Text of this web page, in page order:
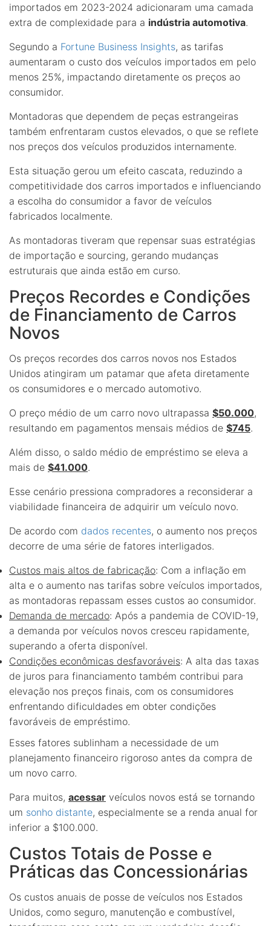
importados em 2023-2024 adicionaram uma camada
extra de complexidade para a indústria automotiva.
Segundo a Fortune Business Insights, as tarifas
aumentaram o custo dos veículos importados em pelo
menos 25%, impactando diretamente os preços ao
consumidor.
Montadoras que dependem de peças estrangeiras
também enfrentaram custos elevados, o que se reflete
nos preços dos veículos produzidos internamente.
Esta situação gerou um efeito cascata, reduzindo a
competitividade dos carros importados e influenciando
a escolha do consumidor a favor de veículos
fabricados localmente.
As montadoras tiveram que repensar suas estratégias
de importação e sourcing, gerando mudanças
estruturais que ainda estão em curso.
Preços Recordes e Condições
de Financiamento de Carros
Novos
Os preços recordes dos carros novos nos Estados
Unidos atingiram um patamar que afeta diretamente
os consumidores e o mercado automotivo.
O preço médio de um carro novo ultrapassa $50.000,
resultando em pagamentos mensais médios de $745.
Além disso, o saldo médio de empréstimo se eleva a
mais de $41.000.
Esse cenário pressiona compradores a reconsiderar a
viabilidade financeira de adquirir um veículo novo.
De acordo com dados recentes, o aumento nos preços
decorre de uma série de fatores interligados.
Custos mais altos de fabricação: Com a inflação em
alta e o aumento nas tarifas sobre veículos importados,
as montadoras repassam esses custos ao consumidor.
Demanda de mercado: Após a pandemia de COVID-19,
a demanda por veículos novos cresceu rapidamente,
superando a oferta disponível.
Condições econômicas desfavoráveis: A alta das taxas
de juros para financiamento também contribui para
elevação nos preços finais, com os consumidores
enfrentando dificuldades em obter condições
favoráveis de empréstimo.
Esses fatores sublinham a necessidade de um
planejamento financeiro rigoroso antes da compra de
um novo carro.
Para muitos, acessar veículos novos está se tornando
um sonho distante, especialmente se a renda anual for
inferior a $100.000.
Custos Totais de Posse e
Práticas das Concessionárias
Os custos anuais de posse de veículos nos Estados
Unidos, como seguro, manutenção e combustível,